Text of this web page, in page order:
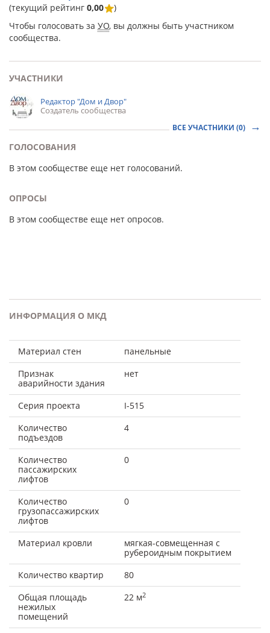
(текущий рейтинг 0,00
)
Чтобы голосовать за УО, вы должны быть участником
сообщества.
УЧАСТНИКИ
Редактор "Дом и Двор"
Создатель сообщества
ВСЕ УЧАСТНИКИ (0)
ГОЛОСОВАНИЯ
В этом сообществе еще нет голосований.
ОПРОСЫ
В этом сообществе еще нет опросов.
ИНФОРМАЦИЯ О МКД
Материал стен
панельные
Признак
аварийности здания
нет
Серия проекта
I-515
Количество
подъездов
4
Количество
пассажирских
лифтов
0
Количество
грузопассажирских
лифтов
0
Материал кровли
мягкая-совмещенная с
рубероидным покрытием
Количество квартир
80
Общая площадь
нежилых
помещений
22 м2